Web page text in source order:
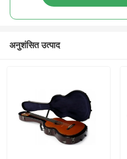
अनुशंसित उत्पाद